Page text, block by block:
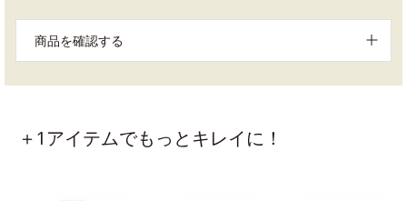
商品を確認する
＋1アイテムでもっとキレイに！